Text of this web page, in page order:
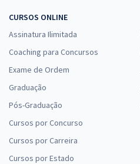
CURSOS ONLINE
Assinatura Ilimitada
Coaching para Concursos
Exame de Ordem
Graduação
Pós-Graduação
Cursos por Concurso
Cursos por Carreira
Cursos por Estado